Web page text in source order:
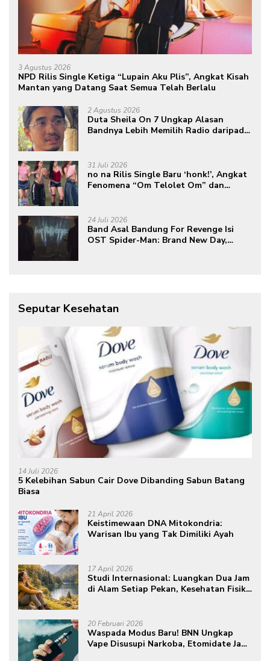
3 Agustus 2026
NPD Rilis Single Ketiga “Lupain Aku Plis”, Angkat Kisah
Mantan yang Datang Saat Semua Telah Berlalu
2 Agustus 2026
Duta Sheila On 7 Ungkap Alasan
Bandnya Lebih Memilih Radio daripada
31 Juli 2026
no na Rilis Single Baru ‘honk!’, Angkat
Fenomena “Om Telolet Om” dan
24 Juli 2026
Band Asal Bandung For Revenge Isi
OST Spider-Man: Brand New Day,
Seputar Kesehatan
14 Juli 2026
5 Kelebihan Sabun Cair Dove Dibanding Sabun Batang
Biasa
21 April 2026
Keistimewaan DNA Mitokondria:
Warisan Ibu yang Tak Dimiliki Ayah
17 April 2026
Studi Internasional: Luangkan Dua Jam
di Alam Setiap Pekan, Kesehatan Fisik
20 Februari 2026
Waspada Modus Baru! BNN Ungkap
Vape Disusupi Narkoba, Etomidate Jadi